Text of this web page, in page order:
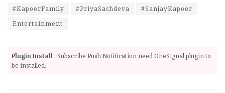
#KapoorFamily
#PriyaSachdeva
#SanjayKapoor
Entertainment
Plugin Install : Subscribe Push Notification need OneSignal plugin to
be installed.